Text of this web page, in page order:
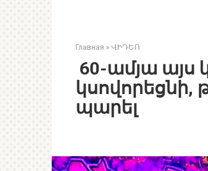
Главная » ՎԻԴԵՈ
60-ամյա այս
կսովորեցնի,
պարել